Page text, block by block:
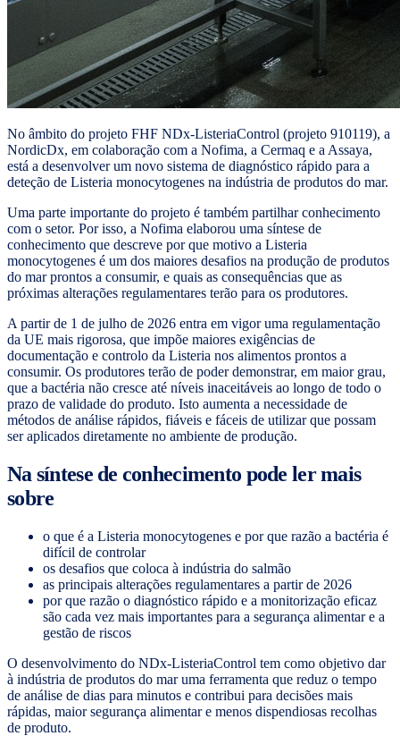
No âmbito do projeto FHF NDx-ListeriaControl (projeto 910119), a
NordicDx, em colaboração com a Nofima, a Cermaq e a Assaya,
está a desenvolver um novo sistema de diagnóstico rápido para a
deteção de Listeria monocytogenes na indústria de produtos do mar.
Uma parte importante do projeto é também partilhar conhecimento
com o setor. Por isso, a Nofima elaborou uma síntese de
conhecimento que descreve por que motivo a Listeria
monocytogenes é um dos maiores desafios na produção de produtos
do mar prontos a consumir, e quais as consequências que as
próximas alterações regulamentares terão para os produtores.
A partir de 1 de julho de 2026 entra em vigor uma regulamentação
da UE mais rigorosa, que impõe maiores exigências de
documentação e controlo da Listeria nos alimentos prontos a
consumir. Os produtores terão de poder demonstrar, em maior grau,
que a bactéria não cresce até níveis inaceitáveis ao longo de todo o
prazo de validade do produto. Isto aumenta a necessidade de
métodos de análise rápidos, fiáveis e fáceis de utilizar que possam
ser aplicados diretamente no ambiente de produção.
Na síntese de conhecimento pode ler mais
sobre
o que é a Listeria monocytogenes e por que razão a bactéria é
difícil de controlar
os desafios que coloca à indústria do salmão
as principais alterações regulamentares a partir de 2026
por que razão o diagnóstico rápido e a monitorização eficaz
são cada vez mais importantes para a segurança alimentar e a
gestão de riscos
O desenvolvimento do NDx-ListeriaControl tem como objetivo dar
à indústria de produtos do mar uma ferramenta que reduz o tempo
de análise de dias para minutos e contribui para decisões mais
rápidas, maior segurança alimentar e menos dispendiosas recolhas
de produto.